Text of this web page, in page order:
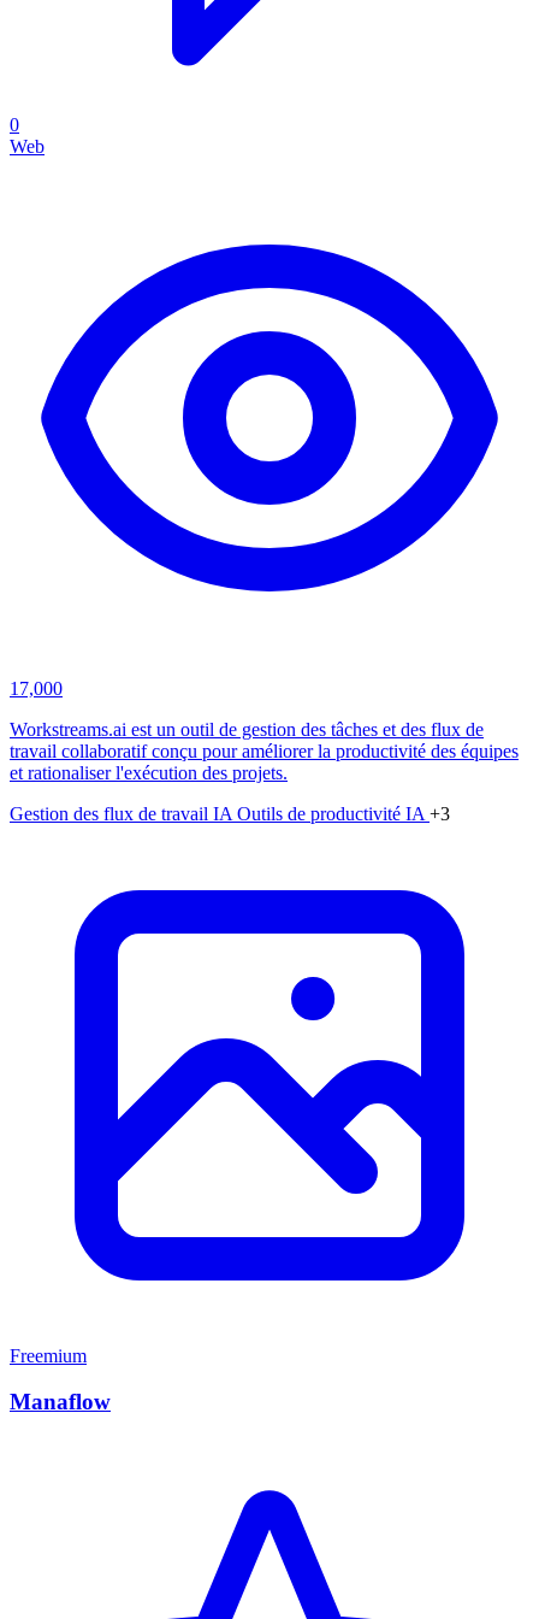
0
Web
17,000
Workstreams.ai est un outil de gestion des tâches et des flux de
travail collaboratif conçu pour améliorer la productivité des équipes
et rationaliser l'exécution des projets.
Gestion des flux de travail IA Outils de productivité IA +3
Freemium
Manaflow